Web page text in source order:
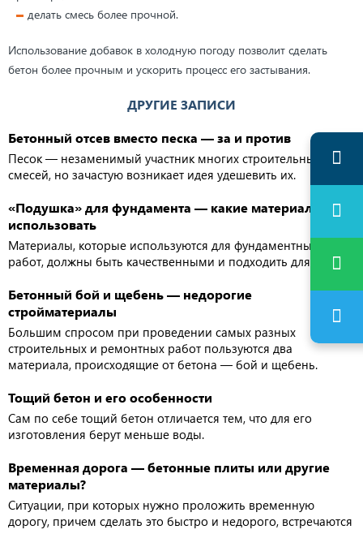
делать смесь более прочной.
Использование добавок в холодную погоду позволит сделать
бетон более прочным и ускорить процесс его застывания.
ДРУГИЕ ЗАПИСИ
Бетонный отсев вместо песка — за и против
Песок — незаменимый участник многих строительных
смесей, но зачастую возникает идея удешевить их.
«Подушка» для фундамента — какие материалы
использовать
Материалы, которые используются для фундаментных
работ, должны быть качественными и подходить для них.
Бетонный бой и щебень — недорогие
стройматериалы
Большим спросом при проведении самых разных
строительных и ремонтных работ пользуются два
материала, происходящие от бетона — бой и щебень.
Тощий бетон и его особенности
Сам по себе тощий бетон отличается тем, что для его
изготовления берут меньше воды.
Временная дорога — бетонные плиты или другие
материалы?
Ситуации, при которых нужно проложить временную
дорогу, причем сделать это быстро и недорого, встречаются